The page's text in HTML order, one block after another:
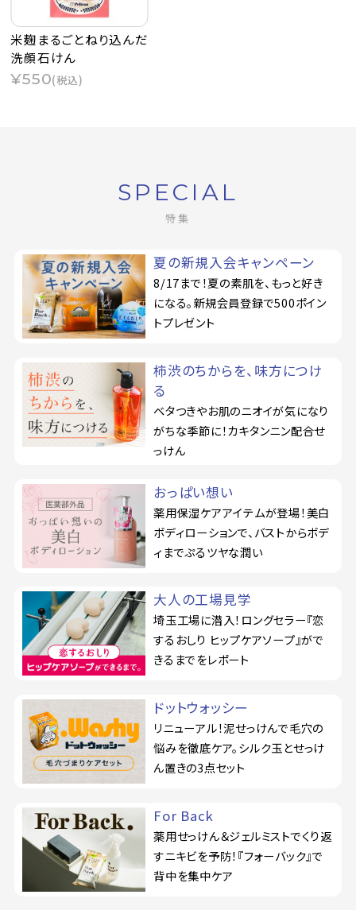
米麹まるごとねり込んだ
洗顔石けん
¥550(税込)
SPECIAL
特集
夏の新規入会キャンペーン
8/17まで！夏の素肌を、もっと好き
になる。新規会員登録で500ポイン
トプレゼント
柿渋のちからを、味方につけ
る
ベタつきやお肌のニオイが気になり
がちな季節に！カキタンニン配合せ
っけん
おっぱい想い
薬用保湿ケアアイテムが登場！美白
ボディローションで、バストからボデ
ィまでぷるツヤな潤い
大人の工場見学
埼玉工場に潜入！ロングセラー『恋
するおしり ヒップケアソープ』がで
きるまでをレポート
ドットウォッシー
リニューアル！泥せっけんで毛穴の
悩みを徹底ケア。シルク玉とせっけ
ん置きの3点セット
For Back
薬用せっけん＆ジェルミストでくり返
すニキビを予防！『フォーバック』で
背中を集中ケア